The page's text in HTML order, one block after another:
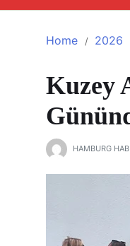
Home 2026
Kuzey
HAMBURG